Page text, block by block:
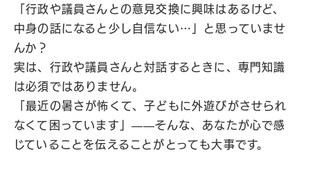
「行政や議員さんとの意見交換に興味はあるけど、
中身の話になると少し自信ない…」と思っていませ
んか？
実は、行政や議員さんと対話するときに、専門知識
は必須ではありません。
「最近の暑さが怖くて、子どもに外遊びがさせられ
なくて困っています」——そんな、あなたが心で感
じていることを伝えることがとっても大事です。